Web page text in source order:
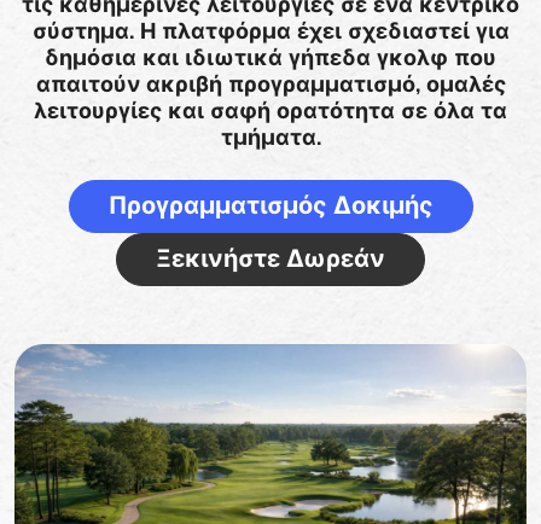
σύστημα. Η πλατφόρμα έχει σχεδιαστεί για
δημόσια και ιδιωτικά γήπεδα γκολφ που
απαιτούν ακριβή προγραμματισμό, ομαλές
λειτουργίες και σαφή ορατότητα σε όλα τα
τμήματα.
Προγραμματισμός Δοκιμής
Ξεκινήστε Δωρεάν